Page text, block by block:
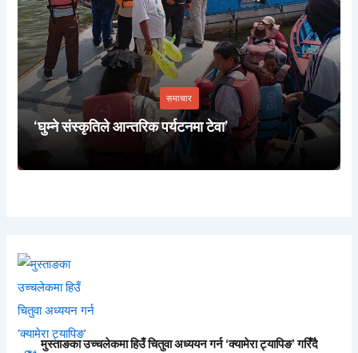
समाचार
‘घुम्ने संस्कृतिले आन्तरिक पर्यटनमा टेवा’
मुस्ताङका उच्चलेकमा हिउँ चितुवा अध्ययन गर्न ‘क्यामेरा ट्यापिङ’ गरिँदै